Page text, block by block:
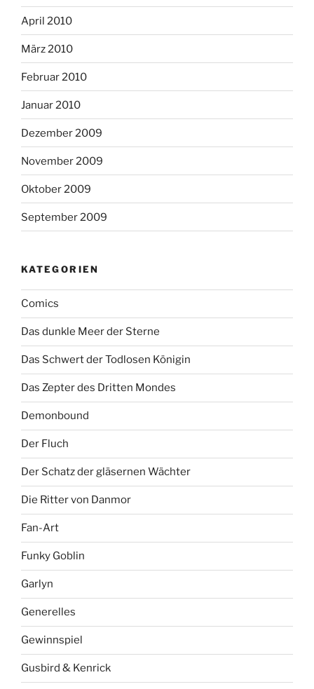
April 2010
März 2010
Februar 2010
Januar 2010
Dezember 2009
November 2009
Oktober 2009
September 2009
KATEGORIEN
Comics
Das dunkle Meer der Sterne
Das Schwert der Todlosen Königin
Das Zepter des Dritten Mondes
Demonbound
Der Fluch
Der Schatz der gläsernen Wächter
Die Ritter von Danmor
Fan-Art
Funky Goblin
Garlyn
Generelles
Gewinnspiel
Gusbird & Kenrick